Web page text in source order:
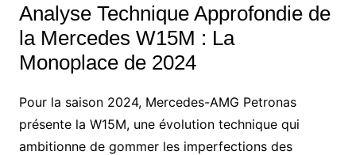
Analyse Technique Approfondie de
la Mercedes W15M : La
Monoplace de 2024
Pour la saison 2024, Mercedes-AMG Petronas
présente la W15M, une évolution technique qui
ambitionne de gommer les imperfections des